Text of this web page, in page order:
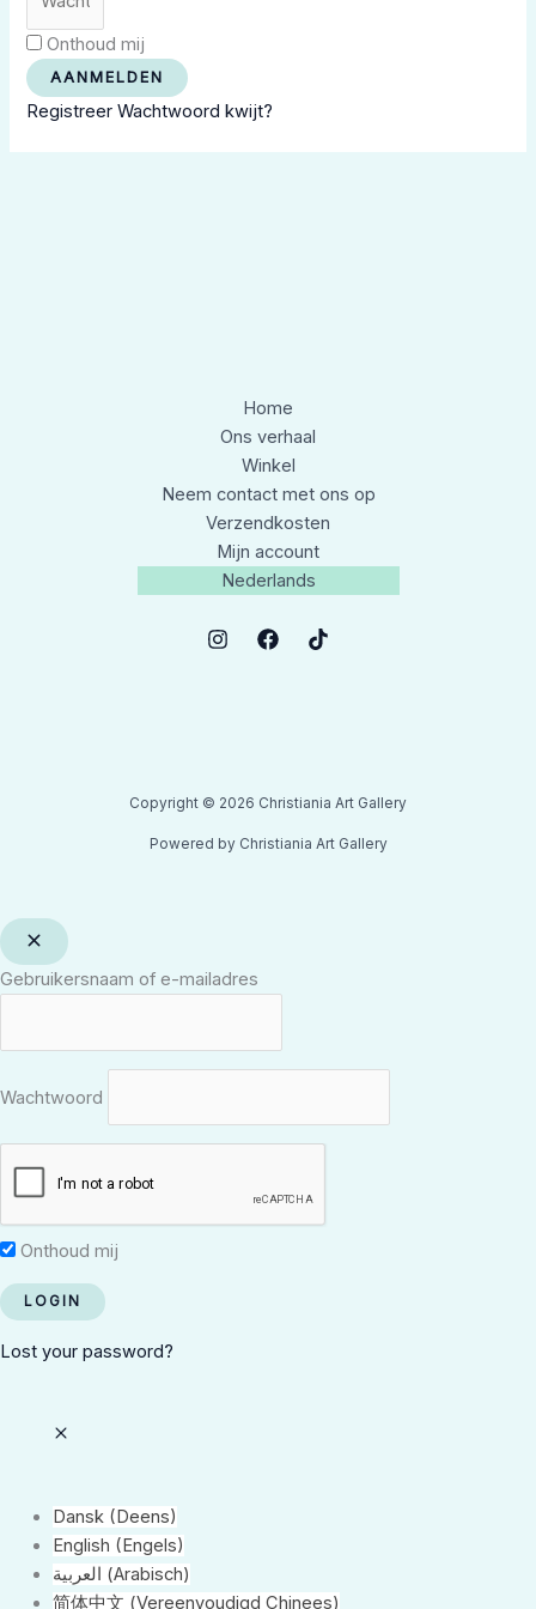
Onthoud mij
AANMELDEN
Registreer Wachtwoord kwijt?
Home
Ons verhaal
Winkel
Neem contact met ons op
Verzendkosten
Mijn account
Nederlands
Copyright © 2026 Christiania Art Gallery
Powered by Christiania Art Gallery
Gebruikersnaam of e-mailadres
Wachtwoord
Onthoud mij
Lost your password?
Dansk(Deens)
English (Engels)
العربية (Arabisch)
简体中文 (Vereenvoudigd Chinees)